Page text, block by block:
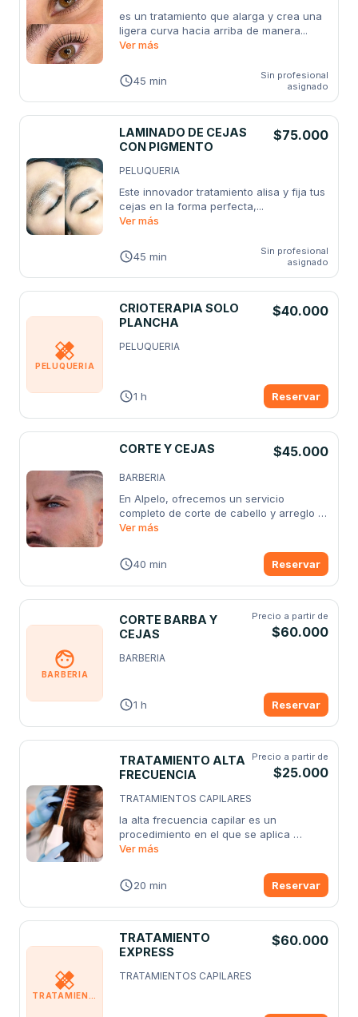
es un tratamiento que alarga y crea una
ligera curva hacia arriba de manera...
Ver más
45 min
Sin profesional
asignado
LAMINADO DE CEJAS
CON PIGMENTO
$75.000
PELUQUERIA
Este innovador tratamiento alisa y fija tus
cejas en la forma perfecta,...
Ver más
45 min
Sin profesional
asignado
PELUQUERIA
CRIOTERAPIA SOLO
PLANCHA
$40.000
PELUQUERIA
1 h Reservar
CORTE Y CEJAS $45.000
BARBERIA
En Alpelo, ofrecemos un servicio
completo de corte de cabello y arreglo
de...
Ver más
40 min Reservar
BARBERIA
CORTE BARBA Y
CEJAS
Precio a partir de
$60.000
BARBERIA
1 h Reservar
TRATAMIENTO ALTA
FRECUENCIA
Precio a partir de
$25.000
TRATAMIENTOS CAPILARES
la alta frecuencia capilar es un
procedimiento en el que se aplica
energía...
Ver más
20 min Reservar
TRATAMIENTOS CAPILARES
TRATAMIENTO
EXPRESS
$60.000
TRATAMIENTOS CAPILARES